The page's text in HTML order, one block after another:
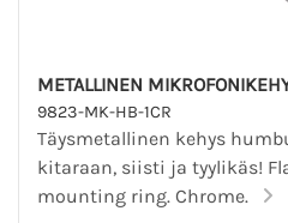
METALLINEN
9823-MK-HB-1CR
Täysmetallinen kehys
kitaraan, siisti ja tyylikäs!
mounting ring. Chrome.